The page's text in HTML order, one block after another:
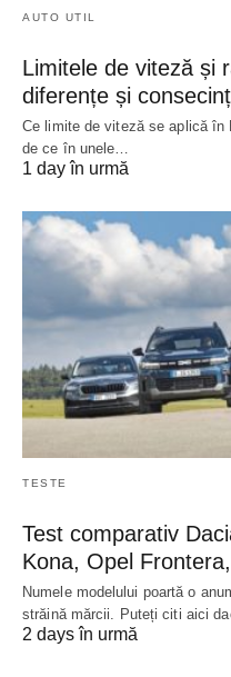
AUTO UTIL
Limitele de viteză și
diferențe și
Ce limite de viteză se aplică în
de ce în unele…
1 day în urmă
TESTE
Test comparativ
Kona, Opel
Numele modelului poartă o
străină mărcii. Puteți citi aici
2 days în urmă